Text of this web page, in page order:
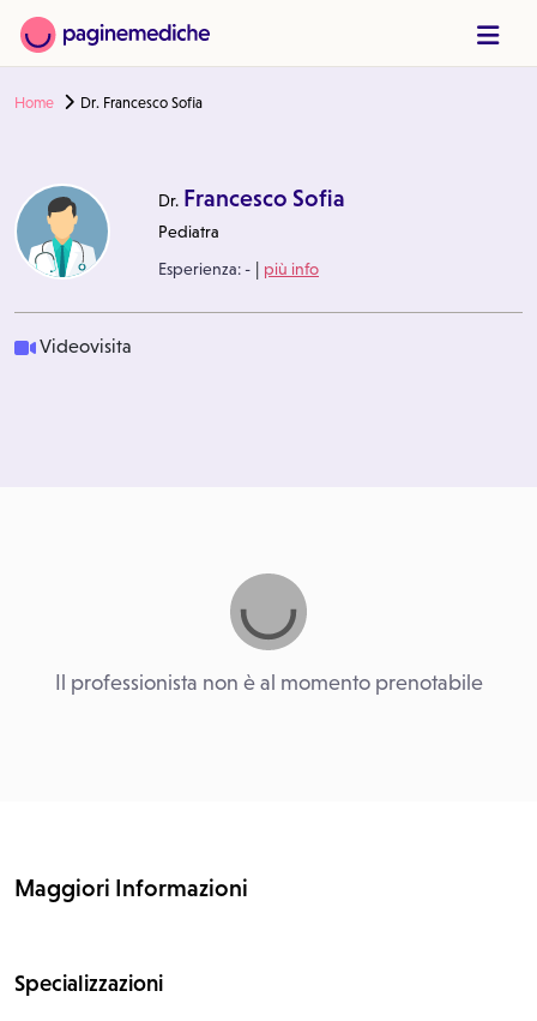
Home Dr. Francesco Sofia
Dr. Francesco Sofia
Pediatra
Esperienza:- | più info
Videovisita
Il professionista non è al momento prenotabile
Maggiori Informazioni
Specializzazioni